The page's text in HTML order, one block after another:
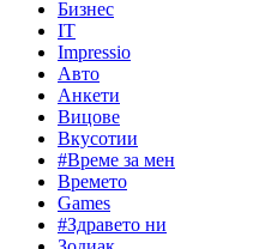
Бизнес
IT
Impressio
Авто
Анкети
Вицове
Вкусотии
#Време за мен
Времето
Games
#Здравето ни